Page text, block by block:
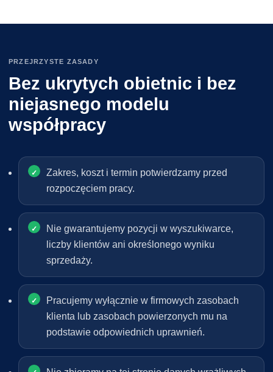
PRZEJRZYSTE ZASADY
Bez ukrytych obietnic i bez
niejasnego modelu
współpracy
Zakres, koszt i termin potwierdzamy przed
rozpoczęciem pracy.
Nie gwarantujemy pozycji w wyszukiwarce,
liczby klientów ani określonego wyniku
sprzedaży.
Pracujemy wyłącznie w firmowych zasobach
klienta lub zasobach powierzonych mu na
podstawie odpowiednich uprawnień.